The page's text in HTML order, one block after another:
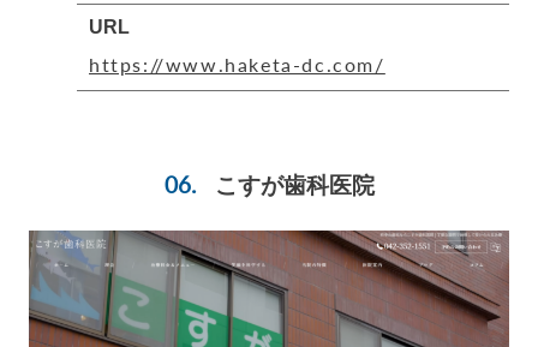
URL
https://www.haketa-dc.com/
こすが歯科医院